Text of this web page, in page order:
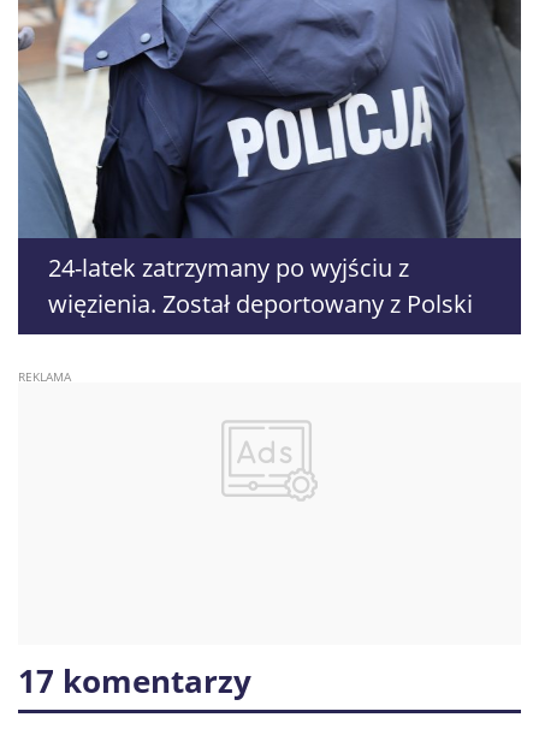
24-latek zatrzymany po wyjściu z
więzienia. Został deportowany z Polski
17 komentarzy